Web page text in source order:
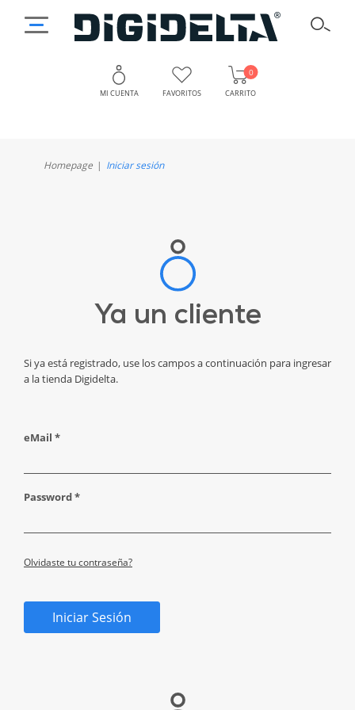
MI CUENTA FAVORITOS CARRITO
0
Homepage Iniciar sesión
Ya un cliente
Si ya está registrado, use los campos a continuación para ingresar
a la tienda Digidelta.
eMail *
Password *
Olvidaste tu contraseña?
Iniciar Sesión